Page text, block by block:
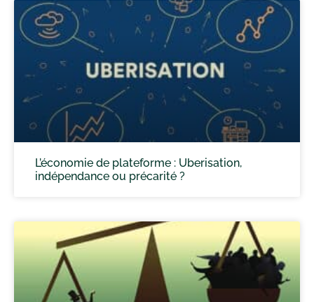
L’économie de plateforme : Uberisation,
indépendance ou précarité ?